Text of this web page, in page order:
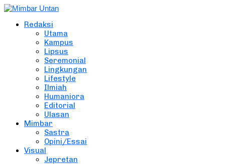
Redaksi
Utama
Kampus
Lipsus
Seremonial
Lingkungan
Lifestyle
Ilmiah
Humaniora
Editorial
Ulasan
Mimbar
Sastra
Opini/Essai
Visual
Jepretan